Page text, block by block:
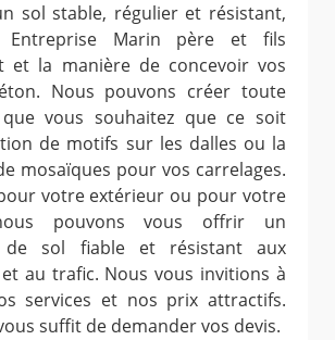
sol stable, régulier et résistant,
Entreprise Marin père et fils
et la manière de concevoir vos
Nous pouvons créer toute
que vous souhaitez que ce soit
de motifs sur les dalles ou la
mosaïques pour vos carrelages.
votre extérieur ou pour votre
pouvons vous offrir un
de sol fiable et résistant aux
au trafic. Nous vous invitions à
services et nos prix attractifs.
suffit de demander vos devis.